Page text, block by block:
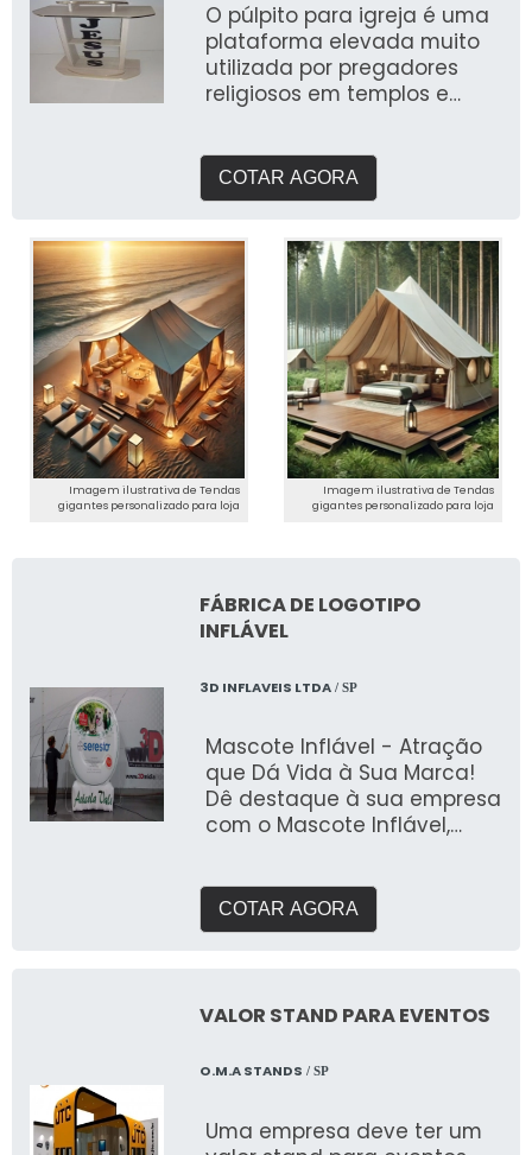
O púlpito para igreja é uma
plataforma elevada muito
utilizada por pregadores
religiosos em templos e
COTAR AGORA
Imagem ilustrativa de Tendas
gigantes personalizado para loja
Imagem ilustrativa de Tendas
gigantes personalizado para loja
FÁBRICA DE LOGOTIPO
INFLÁVEL
3D INFLAVEIS LTDA/ SP
Mascote Inflável - Atração
que Dá Vida à Sua Marca!
Dê destaque à sua empresa
com o Mascote Inflável,
atenção e engajar o
público. Fabricado pela 3D
ações promocionais,
de marketing, trazendo seu
Identidade Visual
COTAR AGORA
VALOR STAND PARA EVENTOS
O.M.A STANDS / SP
Uma empresa deve ter um